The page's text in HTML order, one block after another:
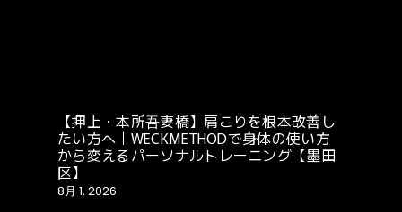
【押上・本所吾妻橋】肩こりを根本改善し
たい方へ｜WECKMETHODで身体の使い方
から変えるパーソナルトレーニング【墨田
区】
8月 1, 2026